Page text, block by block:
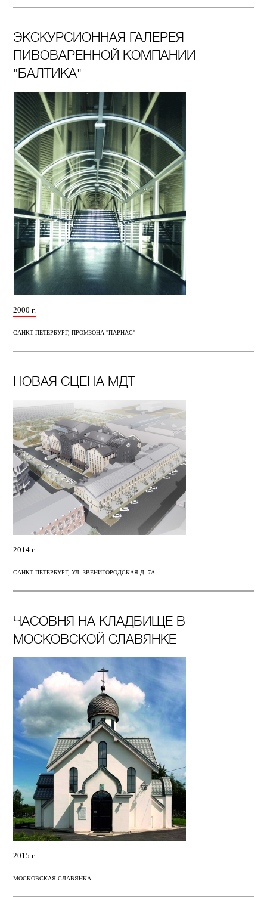
ЭКСКУРСИОННАЯ ГАЛЕРЕЯ
ПИВОВАРЕННОЙ КОМПАНИИ
"БАЛТИКА"
2000 г.
САНКТ-ПЕТЕРБУРГ, ПРОМЗОНА "ПАРНАС"
НОВАЯ СЦЕНА МДТ
2014 г.
САНКТ-ПЕТЕРБУРГ, УЛ. ЗВЕНИГОРОДСКАЯ Д. 7А
ЧАСОВНЯ НА КЛАДБИЩЕ В
МОСКОВСКОЙ СЛАВЯНКЕ
2015 г.
МОСКОВСКАЯ СЛАВЯНКА